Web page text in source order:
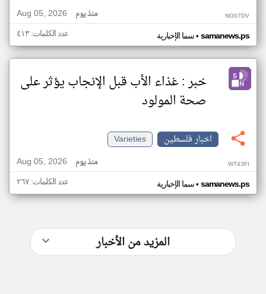
Aug 05, 2026
منذ يوم NO07DV
سما الإخبارية• samanews.ps عدد الكلمات: ٤١٣
خبر : غذاء الأب قبل الإنجاب يؤثر على
صحة المولود
اخبار فلسطين
Varieties
Aug 05, 2026
منذ يوم WT43FI
سما الإخبارية• samanews.ps عدد الكلمات: ٢٦٧
المزيد من الأخبار